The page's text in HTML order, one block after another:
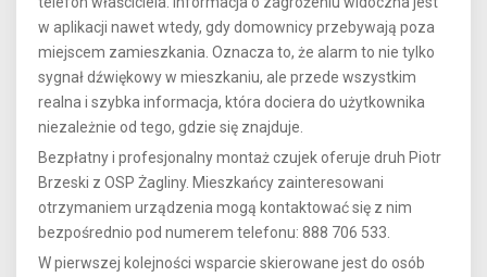
w aplikacji nawet wtedy, gdy domownicy przebywają poza
miejscem zamieszkania. Oznacza to, że alarm to nie tylko
sygnał dźwiękowy w mieszkaniu, ale przede wszystkim
realna i szybka informacja, która dociera do użytkownika
niezależnie od tego, gdzie się znajduje.
Bezpłatny i profesjonalny montaż czujek oferuje druh Piotr
Brzeski z OSP Żagliny. Mieszkańcy zainteresowani
otrzymaniem urządzenia mogą kontaktować się z nim
bezpośrednio pod numerem telefonu: 888 706 533.
W pierwszej kolejności wsparcie skierowane jest do osób